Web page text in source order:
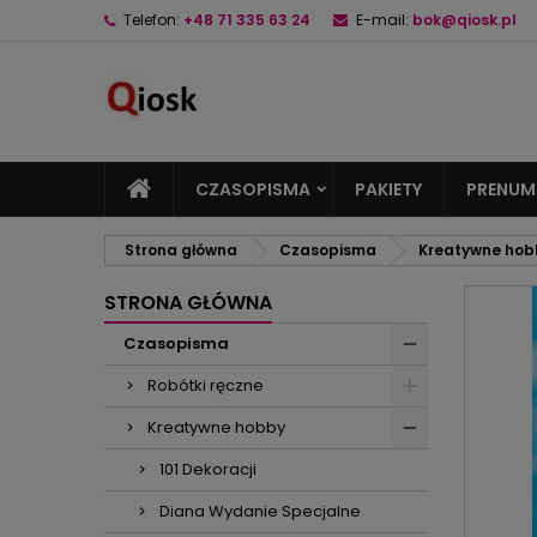
Telefon: +48 71 335 63 24 E-mail: bok@qiosk.pl
CZASOPISMA PAKIETY
Strona główna Czasopisma Kreatywne
STRONA GŁÓWNA
Czasopisma
Robótki ręczne
Kreatywne hobby
101 Dekoracji
Diana Wydanie Specjalne